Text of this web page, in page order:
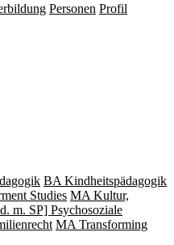
Personen Profil
BA Kindheitspädagogik
Studies MA Kultur,
m. SP] Psychosoziale
MA Transforming